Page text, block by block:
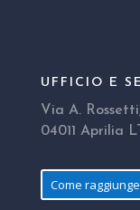
UFFICIO E
Via A.
04011 Aprilia LT
Come